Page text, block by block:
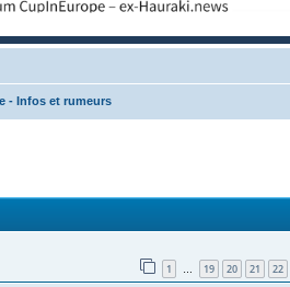
- Infos et rumeurs
1 … 19 20 21 22